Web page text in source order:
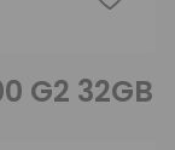
G2 32GB